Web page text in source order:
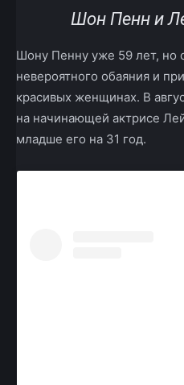
Шон Пенн и
Шону Пенну уже 59 лет, но
невероятного обаяния и
красивых женщинах. В
на начинающей актрисе
младше его на 31 год.